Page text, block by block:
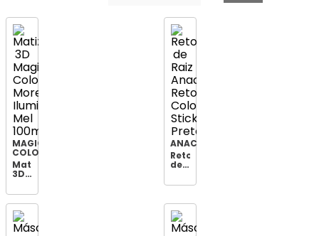
MAGIC
COLOR
Matizador
3D
Color
Morena
Iluminada
Mel
100ml
ANACONDA
Retoque
de
Anaconda
Color
Stick
Preto